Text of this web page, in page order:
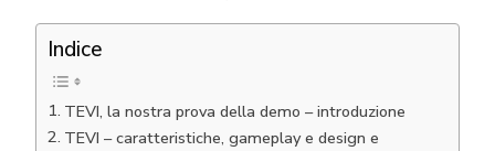
Indice
TEVI, la nostra prova della demo – introduzione
TEVI – caratteristiche, gameplay e design e